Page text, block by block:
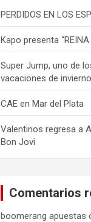
PERDIDOS EN LOS
Kapo presenta “REINA
Super Jump, uno de
vacaciones de invierno
CAE en Mar del Plata
Valentinos regresa a
Bon Jovi
Comentarios
boomerang apuestas